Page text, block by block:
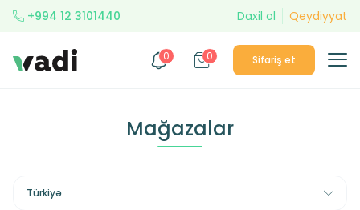
+994 12 3101440 Daxil ol Qeydiyyat
0 0 Sifariş et
Mağazalar
Türkiyə